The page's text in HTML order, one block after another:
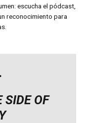
escucha el pódcast,
reconocimiento para
SIDE OF